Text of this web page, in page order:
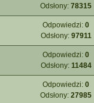
Odsłony: 78315
Odpowiedzi: 0
Odsłony: 97911
Odpowiedzi: 0
Odsłony: 11484
Odpowiedzi: 0
Odsłony: 27985